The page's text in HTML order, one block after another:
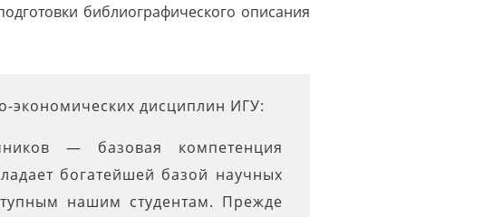
библиографического описания
экономических дисциплин ИГУ:
— базовая компетенция
богатейшей базой научных
нашим студентам. Прежде